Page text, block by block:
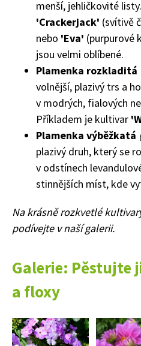
menší, jehličkovité
'Crackerjack' (svítivě
nebo 'Eva' (purpurové
jsou velmi oblíbené.
Plamenka rozkladitá
volnější, plazivý trs a
v modrých, fialových
Příkladem je kultivar
Plamenka výběžkatá
plazivý druh, který se
v odstínech
stinnějších míst, kde
Na krásně rozkvetlé
podívejte v naší galerii.
Galerie: Pěstujte
a floxy